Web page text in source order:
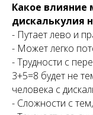
Какое влияние
дискалькулия
- Путает лево и
- Может легко
- Трудности с
3+5=8 будет не
человека с
- Сложности с